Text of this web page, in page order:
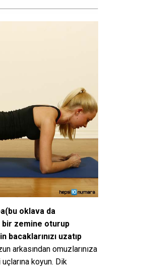
oklava da
bir zemine oturup
bacaklarınızı uzatıp
arkasından omuzlarınıza
koyun. Dik